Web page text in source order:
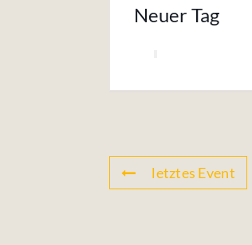
Neuer Tag
letztes Event